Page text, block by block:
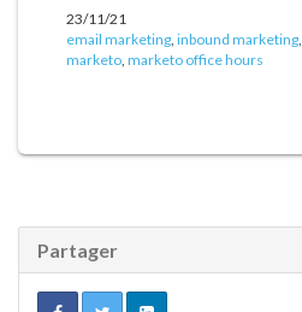
23/11/21
email marketing, inbound marketing,
marketo, marketo office hours
Partager